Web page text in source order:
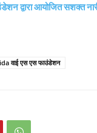
द्वारा आयोजित सशक्त
वाई एस एस फाउंडेशन